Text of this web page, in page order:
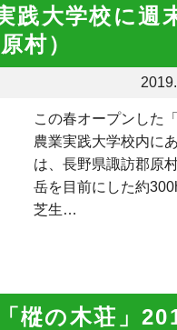
践大学校に週
村）
この春オープンした
農業実践大学校内に
は、長野県諏訪郡原
岳を目前にした約
芝生…
樅の木荘」